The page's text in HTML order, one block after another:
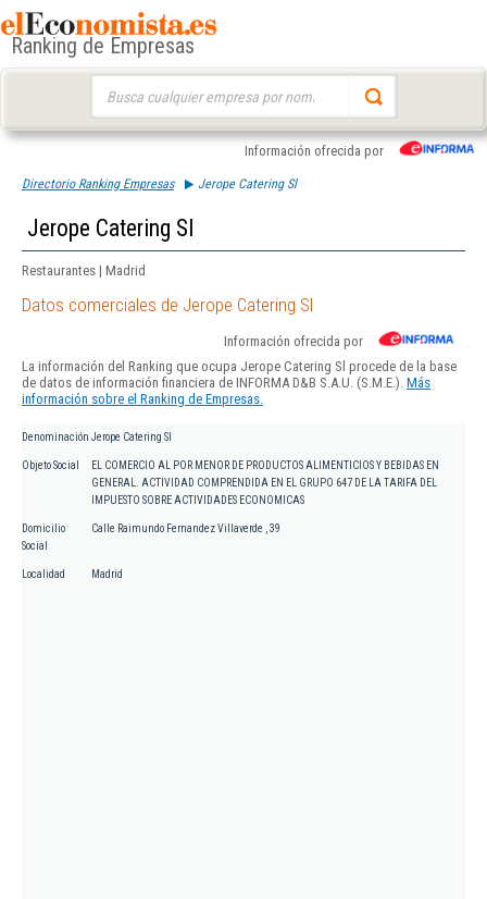
Ranking de Empresas
Información ofrecida por
Directorio Ranking Empresas Jerope Catering Sl
Jerope Catering Sl
Restaurantes | Madrid
Datos comerciales de Jerope Catering Sl
Información ofrecida por
La información del Ranking que ocupa Jerope Catering Sl procede de la base
de datos de información financiera de INFORMA D&B S.A.U. (S.M.E.). Más
información sobre el Ranking de Empresas.
Denominación Jerope Catering Sl
Objeto Social
EL COMERCIO AL POR MENOR DE PRODUCTOS ALIMENTICIOS Y BEBIDAS EN
GENERAL. ACTIVIDAD COMPRENDIDA EN EL GRUPO 647 DE LA TARIFA DEL
IMPUESTO SOBRE ACTIVIDADES ECONOMICAS
Domicilio
Social
Calle Raimundo Fernandez Villaverde , 39
Localidad Madrid